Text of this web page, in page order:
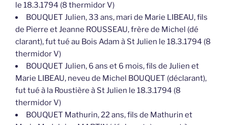
le 18.3.1794 (8 thermidor V)
BOUQUET Julien, 33 ans, mari de Marie LIBEAU, fils
de Pierre et Jeanne ROUSSEAU, frère de Michel (dé
clarant), fut tué au Bois Adam à St Julien le 18.3.1794 (8
thermidor V)
BOUQUET Julien, 6 ans et 6 mois, fils de Julien et
Marie LIBEAU, neveu de Michel BOUQUET (déclarant),
fut tué à la Roustière à St Julien le 18.3.1794 (8
thermidor V)
BOUQUET Mathurin, 22 ans, fils de Mathurin et